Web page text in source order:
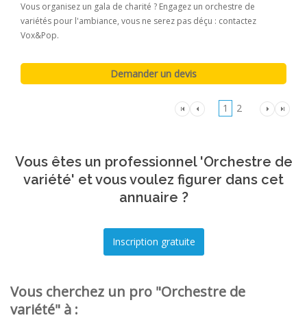
Vous organisez un gala de charité ? Engagez un orchestre de
variétés pour l'ambiance, vous ne serez pas déçu : contactez
Vox&Pop.
1 2
Vous êtes un professionnel 'Orchestre de
variété' et vous voulez figurer dans cet
annuaire ?
Vous cherchez un pro "Orchestre de
variété" à :